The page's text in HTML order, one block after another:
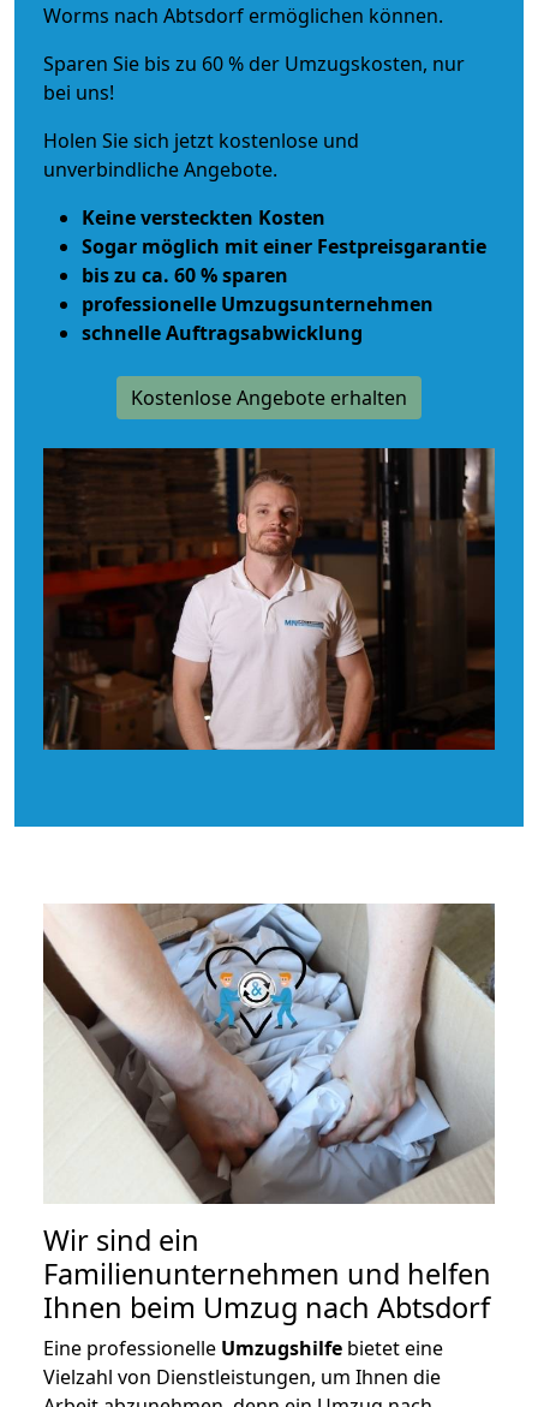
Worms nach Abtsdorf ermöglichen können.
Sparen Sie bis zu 60 % der Umzugskosten, nur
bei uns!
Holen Sie sich jetzt kostenlose und
unverbindliche Angebote.
Keine versteckten Kosten
Sogar möglich mit einer Festpreisgarantie
bis zu ca. 60 % sparen
professionelle Umzugsunternehmen
schnelle Auftragsabwicklung
Kostenlose Angebote erhalten
Wir sind ein
Familienunternehmen und helfen
Ihnen beim Umzug nach Abtsdorf
Eine professionelle Umzugshilfe bietet eine
Vielzahl von Dienstleistungen, um Ihnen die